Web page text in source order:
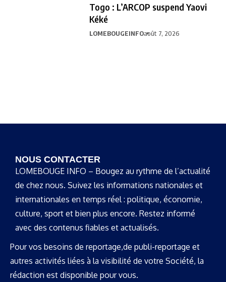
Togo : L’ARCOP suspend Yaovi
Kéké
LOMEBOUGEINFOaoût 7, 2026
NOUS CONTACTER
LOMEBOUGE INFO – Bougez au rythme de l’actualité
de chez nous. Suivez les informations nationales et
internationales en temps réel : politique, économie,
culture, sport et bien plus encore. Restez informé
avec des contenus fiables et actualisés.
Pour vos besoins de reportage,de publi-reportage et
autres activités liées à la visibilité de votre Société, la
rédaction est disponible pour vous.